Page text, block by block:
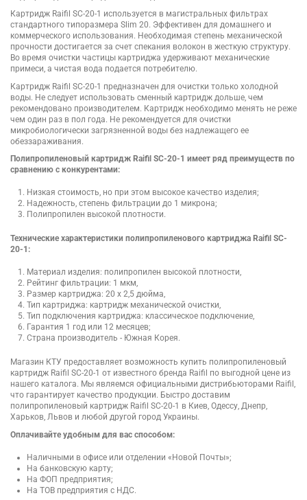
Картридж Raifil SC-20-1 используется в магистральных фильтрах
стандартного типоразмера Slim 20. Эффективен для домашнего и
коммерческого использования. Необходимая степень механической
прочности достигается за счет спекания волокон в жесткую структуру.
Во время очистки частицы картриджа удерживают механические
примеси, а чистая вода подается потребителю.
Картридж Raifil SC-20-1 предназначен для очистки только холодной
воды. Не следует использовать сменный картридж дольше, чем
рекомендовано производителем. Картридж необходимо менять не реже
чем один раз в пол года. Не рекомендуется для очистки
микробиологически загрязненной воды без надлежащего ее
обеззараживания.
Полипропиленовый картридж Raifil SC-20-1 имеет ряд преимуществ по
сравнению с конкурентами:
Низкая стоимость, но при этом высокое качество изделия;
Надежность, степень фильтрации до 1 микрона;
Полипропилен высокой плотности.
Технические характеристики полипропиленового картриджа Raifil SC-
20-1:
Материал изделия: полипропилен высокой плотности,
Рейтинг фильтрации: 1 мкм,
Размер картриджа: 20 х 2,5 дюйма,
Тип картриджа: картридж механической очистки,
Тип подключения картриджа: классическое подключение,
Гарантия 1 год или 12 месяцев;
Страна производитель - Южная Корея.
Магазин КТУ предоставляет возможность купить полипропиленовый
картридж Raifil SC-20-1 от известного бренда Raifil по выгодной цене из
нашего каталога. Мы являемся официальными дистрибьюторами Raifil,
что гарантирует качество продукции. Быстро доставим
полипропиленовый картридж Raifil SC-20-1 в Киев, Одессу, Днепр,
Харьков, Львов и любой другой город Украины.
Оплачивайте удобным для вас способом:
Наличными в офисе или отделении «Новой Почты»;
На банковскую карту;
На ФОП предприятия;
На ТОВ предприятия с НДС.